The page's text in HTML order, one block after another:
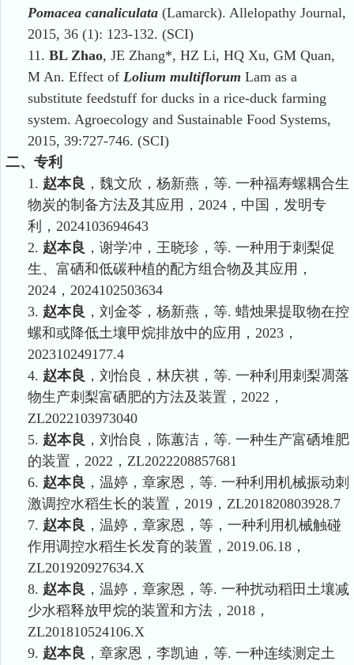
Pomacea canaliculata (Lamarck). Allelopathy Journal,
2015, 36 (1): 123-132. (SCI)
11. BL Zhao, JE Zhang*, HZ Li, HQ Xu, GM Quan,
M An. Effect of Lolium multiflorum Lam as a
substitute feedstuff for ducks in a rice-duck farming
system. Agroecology and Sustainable Food Systems,
2015, 39:727-746. (SCI)
二、 专利
1. 赵本良 ，魏文欣，杨新燕，等. 一种福寿螺耦合生
物炭的制备方法及其应用， 2024 ，中国，发明专
利， 2024103694643
2. 赵本良 ，谢学冲，王晓珍，等. 一种用于刺梨促
生、富硒和低碳种植的配方组合物及其应用，
2024 ， 2024102503634
3. 赵本良 ，刘金苓，杨新燕，等. 蜡烛果提取物在控
螺和或降低土壤甲烷排放中的应用， 2023 ，
202310249177.4
4. 赵本良 ，刘怡良，林庆祺，等. 一种利用刺梨凋落
物生产刺梨富硒肥的方法及装置， 2022 ，
ZL2022103973040
5. 赵本良 ，刘怡良，陈蕙洁，等. 一种生产富硒堆肥
的装置， 2022 ， ZL2022208857681
6. 赵本良 ，温婷，章家恩，等. 一种利用机械振动刺
激调控水稻生长的装置， 2019 ， ZL201820803928.7
7. 赵本良 ，温婷，章家恩，等， 一种利用机械触碰
作用调控水稻生长发育的装置，2019.06.18 ，
ZL201920927634.X
8. 赵本良 ，温婷，章家恩，等. 一种扰动稻田土壤减
少水稻释放甲烷的装置和方法， 2018 ，
ZL201810524106.X
9. 赵本良 ，章家恩，李凯迪，等. 一种连续测定土